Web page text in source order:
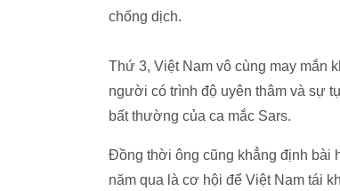
chống dịch.
Thứ 3, Việt Nam vô cùng may mắn
người có trình độ uyên thâm và sự
bất thường của ca mắc Sars.
Đồng thời ông cũng khẳng định bài
năm qua là cơ hội để Việt Nam tái